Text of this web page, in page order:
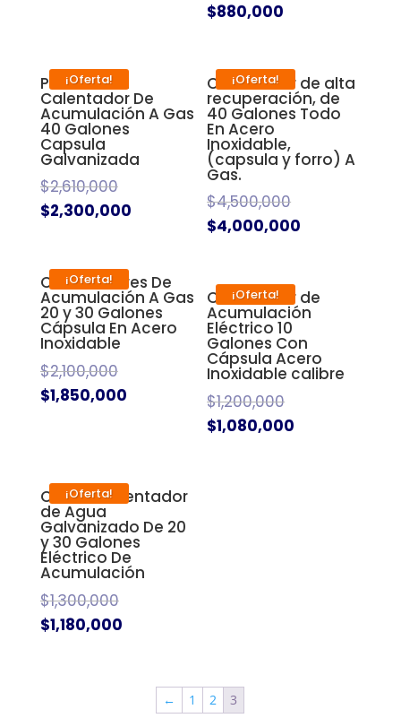
$880,000
¡Oferta!
Promoción!
Calentador De
Acumulación A Gas
40 Galones
Capsula
Galvanizada
$2,610,000
$2,300,000
¡Oferta!
Calentador de alta
recuperación, de
40 Galones Todo
En Acero
Inoxidable,
(capsula y forro) A
Gas.
$4,500,000
$4,000,000
¡Oferta!
Calentadores De
Acumulación A Gas
20 y 30 Galones
Cápsula En Acero
Inoxidable
$2,100,000
$1,850,000
¡Oferta!
Calentador de
Acumulación
Eléctrico 10
Galones Con
Cápsula Acero
Inoxidable calibre
$1,200,000
$1,080,000
¡Oferta!
Oferta! Calentador
de Agua
Galvanizado De 20
y 30 Galones
Eléctrico De
Acumulación
$1,300,000
$1,180,000
← 1 2 3